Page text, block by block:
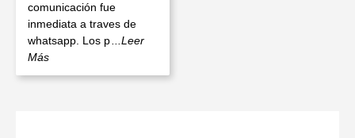
comunicación fue
inmediata a traves de
whatsapp. Los p
...Leer
Más